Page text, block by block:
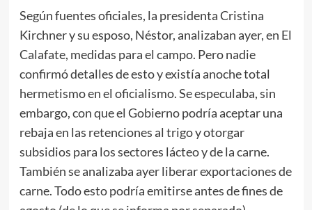
Según fuentes oficiales, la presidenta Cristina
Kirchner y su esposo, Néstor, analizaban ayer, en El
Calafate, medidas para el campo. Pero nadie
confirmó detalles de esto y existía anoche total
hermetismo en el oficialismo. Se especulaba, sin
embargo, con que el Gobierno podría aceptar una
rebaja en las retenciones al trigo y otorgar
subsidios para los sectores lácteo y de la carne.
También se analizaba ayer liberar exportaciones de
carne. Todo esto podría emitirse antes de fines de